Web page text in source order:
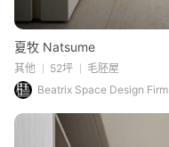
夏牧 Natsume
其他 52坪
毛胚屋
Beatrix Space Design Firm